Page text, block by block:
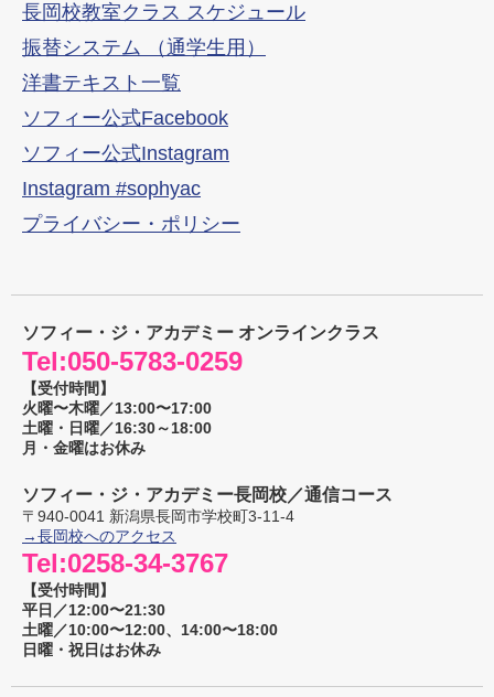
長岡校教室クラス スケジュール
振替システム （通学生用）
洋書テキスト一覧
ソフィー公式Facebook
ソフィー公式Instagram
Instagram #sophyac
プライバシー・ポリシー
ソフィー・ジ・アカデミー オンラインクラス
Tel:050-5783-0259
【受付時間】
火曜〜木曜／13:00〜17:00
土曜・日曜／16:30～18:00
月・金曜はお休み
ソフィー・ジ・アカデミー長岡校／通信コース
〒 940-0041 新潟県長岡市学校町3-11-4
→長岡校へのアクセス
Tel:0258-34-3767
【受付時間】
平日／12:00〜21:30
土曜／10:00〜12:00、14:00〜18:00
日曜・祝日はお休み